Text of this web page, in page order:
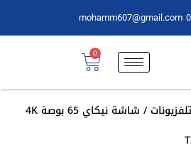
mohamm607@gmail.com
0
/ شاشة نيكاي 65 بوصة 4K